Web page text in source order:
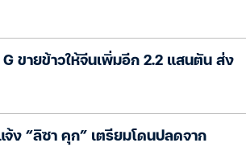
ขายข้าวให้จีนเพิ่มอีก 2.2 แสนตัน ส่ง
ง “ลิซา คุก” เตรียมโดนปลดจาก